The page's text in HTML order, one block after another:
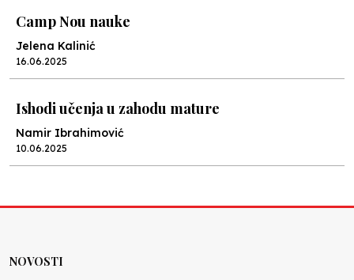
Camp Nou nauke
Jelena Kalinić
16.06.2025
Ishodi učenja u zahodu mature
Namir Ibrahimović
10.06.2025
NOVOSTI